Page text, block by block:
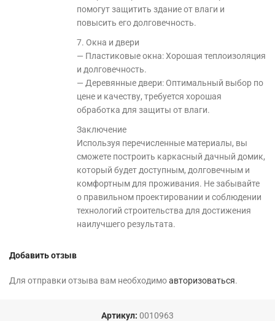
помогут защитить здание от влаги и
повысить его долговечность.
7. Окна и двери
— Пластиковые окна: Хорошая теплоизоляция
и долговечность.
— Деревянные двери: Оптимальный выбор по
цене и качеству, требуется хорошая
обработка для защиты от влаги.
Заключение
Используя перечисленные материалы, вы
сможете построить каркасный дачный домик,
который будет доступным, долговечным и
комфортным для проживания. Не забывайте
о правильном проектировании и соблюдении
технологий строительства для достижения
наилучшего результата.
Добавить отзыв
Для отправки отзыва вам необходимоавторизоваться.
Артикул: 0010963